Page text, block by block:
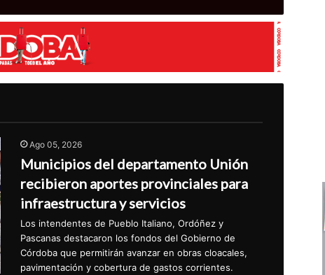
Ago 05, 2026
Municipios del departamento Unión
recibieron aportes provinciales para
infraestructura y servicios
Los intendentes de Pueblo Italiano, Ordóñez y
Pascanas destacaron los fondos del Gobierno de
Córdoba que permitirán avanzar en obras cloacales,
pavimentación y cobertura de gastos corrientes.